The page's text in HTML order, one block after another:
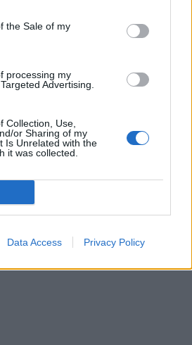
the Sale of my
processing my
Advertising.
Collection, Use,
or Sharing of my
Is Unrelated with the
it was collected.
Data Access Privacy Policy
της Ευρώπης στην
στην ποιότητα του.
στο Google News και
ΕΛΑΙΟΛΑΔΟ
ΑΓΡΟΤΙΚΑ
ΑΡΧΑΙΑ ΟΛΥΜΠΙΑ